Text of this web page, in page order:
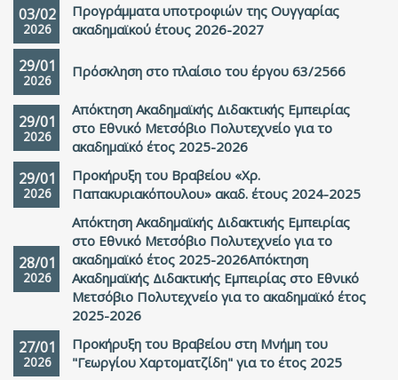
03/02
2026
Προγράμματα υποτροφιών της Ουγγαρίας
ακαδημαϊκού έτους 2026-2027
29/01
2026
Πρόσκληση στο πλαίσιο του έργου 63/2566
29/01
2026
Απόκτηση Ακαδημαϊκής Διδακτικής Εμπειρίας
στο Εθνικό Μετσόβιο Πολυτεχνείο για το
ακαδημαϊκό έτος 2025-2026
29/01
2026
Προκήρυξη του Βραβείου «Χρ.
Παπακυριακόπουλου» ακαδ. έτους 2024-2025
28/01
2026
Απόκτηση Ακαδημαϊκής Διδακτικής Εμπειρίας
στο Εθνικό Μετσόβιο Πολυτεχνείο για το
ακαδημαϊκό έτος 2025-2026Απόκτηση
Ακαδημαϊκής Διδακτικής Εμπειρίας στο Εθνικό
Μετσόβιο Πολυτεχνείο για το ακαδημαϊκό έτος
2025-2026
27/01
2026
Προκήρυξη του Βραβείου στη Μνήμη του
"Γεωργίου Χαρτοματζίδη" για το έτος 2025